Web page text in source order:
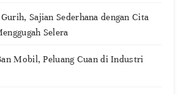
Sajian Sederhana dengan Cita
Selera
Mobil, Peluang Cuan di Industri